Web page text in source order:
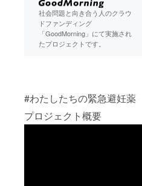
社会問題と向き合う人のクラウ
ドファンディング
「GoodMorning」にて実施され
たプロジェクトです。
#わたしたちの緊急避妊薬
プロジェクト概要